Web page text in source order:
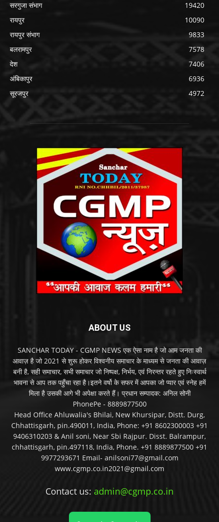
सरगुजा संभाग
19420
रायपुर
10090
रायपुर संभाग
9833
बलरामपुर
7578
देश
7406
अंबिकापुर
6936
सूरजपुर
4972
ABOUT US
SANCHAR TODAY - CGMP NEWS एक ऐसा नाम है जो आम जनता की
आवाज़ है जो 2021 से शुरू होकर विश्वनीय समाचार के माध्यम से जनता की आवाज़
बनी है, सही समाचार, सभी समाचार जो निष्पक्ष, निर्भय, एवं निरन्तर रहते हुए निःस्वार्थ
भावना से आप तक पहुँचा रहा है।इतने वर्षो के सफर में आपका जो प्यार एवं स्नेह हमें
मिला है उसकी आगे भी अपेक्षा करते हैं। प्रधान सम्पादक: अनिल सोनी
PhonePe - 8889877500
Head Office Ahluwalia's Bhilai, New Khursipar, Distt. Durg,
Chhattisgarh, pin.490011, India, Phone: +91 8602300003 +91
9406310203 & Anil soni, Near Sbi Rajpur. Disst. Balrampur,
chhattisgarh, pin.497118, India, Phone. +91 8889877500 +91
9977293671 Email- anilsoni77@gmail.com
www.cgmp.co.in2021@gmail.com
Contact us: admin@cgmp.co.in